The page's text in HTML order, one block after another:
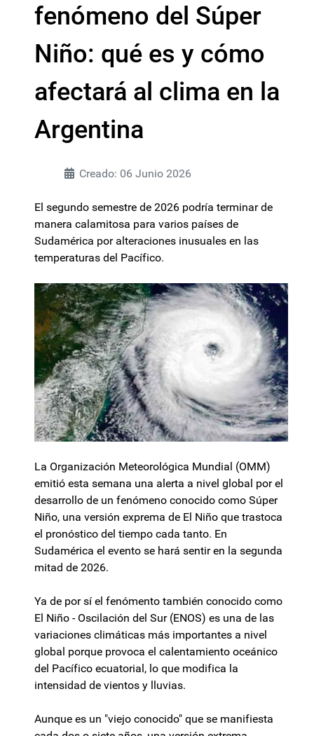
fenómeno del Súper
Niño: qué es y cómo
afectará al clima en la
Argentina
Creado: 06 Junio 2026
El segundo semestre de 2026 podría terminar de
manera calamitosa para varios países de
Sudamérica por alteraciones inusuales en las
temperaturas del Pacífico.
La Organización Meteorológica Mundial (OMM)
emitió esta semana una alerta a nivel global por el
desarrollo de un fenómeno conocido como Súper
Niño, una versión exprema de El Niño que trastoca
el pronóstico del tiempo cada tanto. En
Sudamérica el evento se hará sentir en la segunda
mitad de 2026.
Ya de por sí el fenómento también conocido como
El Niño - Oscilación del Sur (ENOS) es una de las
variaciones climáticas más importantes a nivel
global porque provoca el calentamiento oceánico
del Pacífico ecuatorial, lo que modifica la
intensidad de vientos y lluvias.
Aunque es un "viejo conocido" que se manifiesta